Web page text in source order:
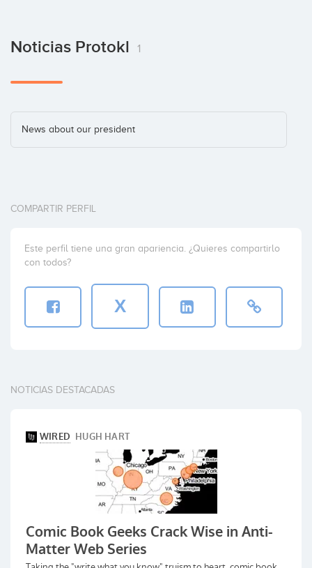
Noticias Protokl 1
News about our president
COMPARTIR PERFIL
Este perfil tiene una gran apariencia. ¿Quieres compartirlo
con todos?
X
NOTICIAS DESTACADAS